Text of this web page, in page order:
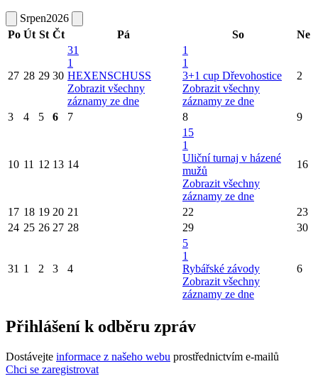
Srpen2026
Po Út St Čt Pá So Ne
27 28 29 30
31
1
HEXENSCHUSS
Zobrazit všechny
záznamy ze dne
1
1
3+1 cup Dřevohostice
Zobrazit všechny
záznamy ze dne
2
3 4 5 6 7 8 9
10 11 12 13 14
15
1
Uliční turnaj v házené
mužů
Zobrazit všechny
záznamy ze dne
16
17 18 19 20 21 22
23
24 25 26 27 28 29 30
31 1 2 3 4
5
1
Rybářské závody
Zobrazit všechny
záznamy ze dne
6
Přihlášení k odběru zpráv
Dostávejte informace z našeho webu prostřednictvím e-mailů
Chci se zaregistrovat